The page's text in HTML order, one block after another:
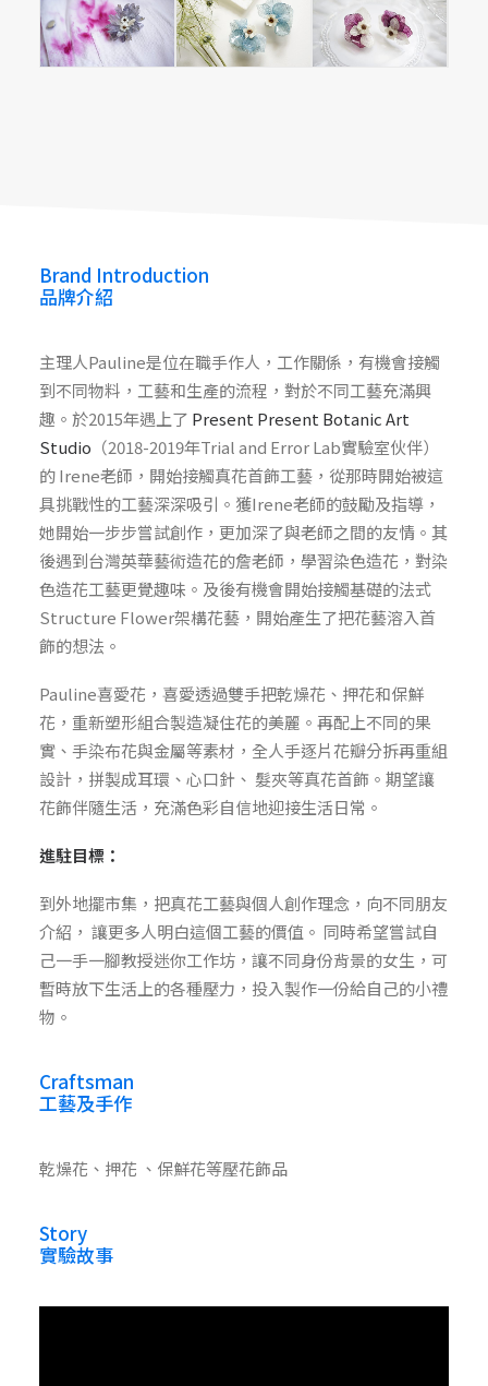
pozzimade
pozzimade
pozzimade
Brand Introduction
品牌介紹
主理人Pauline是位在職手作人，工作關係，有機會接觸
到不同物料，工藝和生產的流程，對於不同工藝充滿興
趣。於2015年遇上了 Present Present Botanic Art
Studio （2018-2019年Trial and Error Lab實驗室伙伴）
的 Irene老師，開始接觸真花首飾工藝，從那時開始被這
具挑戰性的工藝深深吸引。獲Irene老師的鼓勵及指導，
她開始一步步嘗試創作，更加深了與老師之間的友情。其
後遇到台灣英華藝術造花的詹老師，學習染色造花，對染
色造花工藝更覺趣味。及後有機會開始接觸基礎的法式
Structure Flower架構花藝，開始產生了把花藝溶入首
飾的想法。
Pauline喜愛花，喜愛透過雙手把乾燥花、押花和保鮮
花，重新塑形組合製造凝住花的美麗。再配上不同的果
實、手染布花與金屬等素材，全人手逐片花瓣分拆再重組
設計，拼製成耳環、心口針、 髮夾等真花首飾。期望讓
花飾伴隨生活，充滿色彩自信地迎接生活日常。
進駐目標：
到外地擺市集，把真花工藝與個人創作理念，向不同朋友
介紹， 讓更多人明白這個工藝的價值。 同時希望嘗試自
己一手一腳教授迷你工作坊，讓不同身份背景的女生，可
暫時放下生活上的各種壓力，投入製作一份給自己的小禮
物。
Craftsman
工藝及手作
乾燥花、押花 、保鮮花等壓花飾品
Story
實驗故事